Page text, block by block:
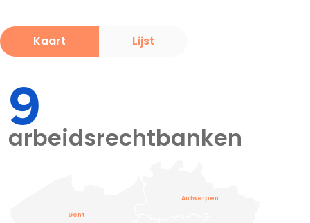
Kaart Lijst
9
arbeidsrechtbanken
Gent
Antwerpen